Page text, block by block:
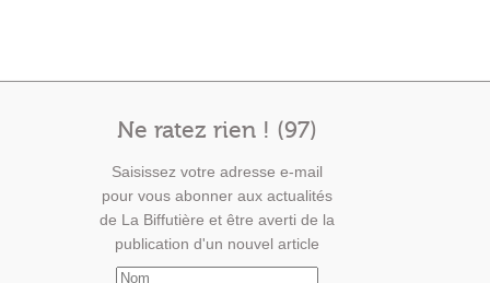
Ne ratez rien ! (97)
Saisissez votre adresse e-mail
pour vous abonner aux actualités
de La Biffutière et être averti de la
publication d'un nouvel article